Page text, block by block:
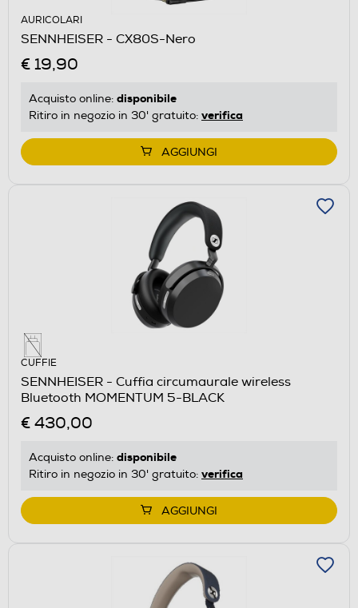
AURICOLARI
SENNHEISER - CX80S-Nero
€ 19,90
Acquisto online: disponibile
Ritiro in negozio in 30' gratuito: verifica
AGGIUNGI
CUFFIE
SENNHEISER - Cuffia circumaurale wireless
Bluetooth MOMENTUM 5-BLACK
€ 430,00
Acquisto online: disponibile
Ritiro in negozio in 30' gratuito: verifica
AGGIUNGI